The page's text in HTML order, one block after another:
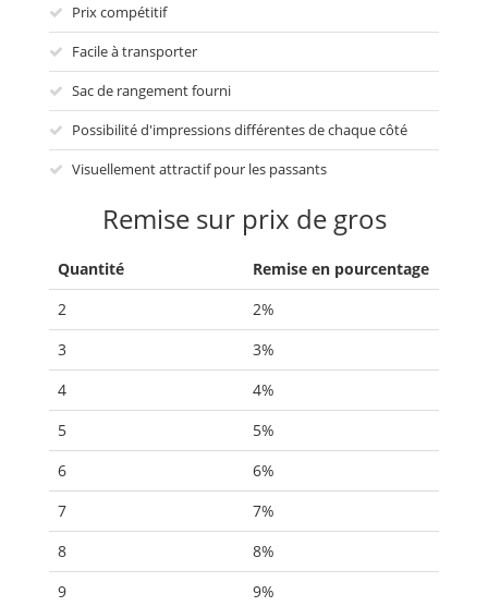
Prix compétitif
Facile à transporter
Sac de rangement fourni
Possibilité d'impressions différentes de chaque côté
Visuellement attractif pour les passants
Remise sur prix de gros
Quantité
Remise en pourcentage
2
2%
3
3%
4
4%
5
5%
6
6%
7
7%
8
8%
9
9%